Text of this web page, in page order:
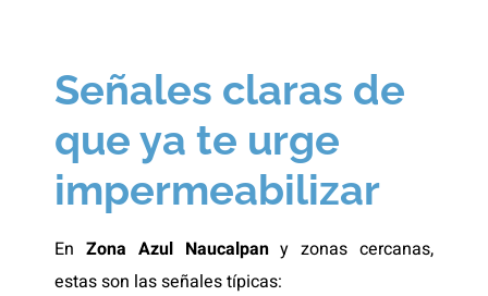
Señales claras de
que ya te urge
impermeabilizar
En Zona Azul Naucalpany zonas cercanas,
estas son las señales típicas: